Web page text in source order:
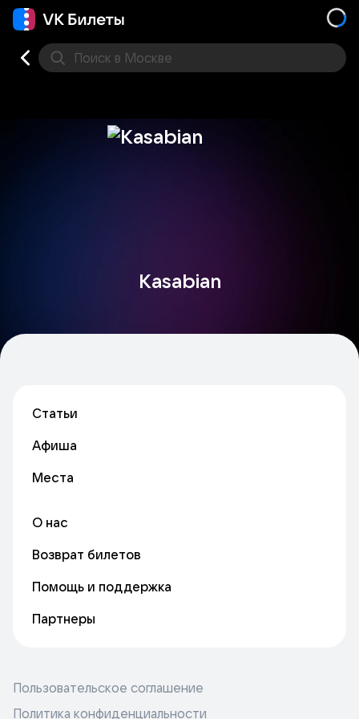
Поиск в Москве
Kasabian
Статьи
Афиша
Места
О нас
Возврат билетов
Помощь и поддержка
Партнеры
Пользовательское соглашение
Политика конфиденциальности